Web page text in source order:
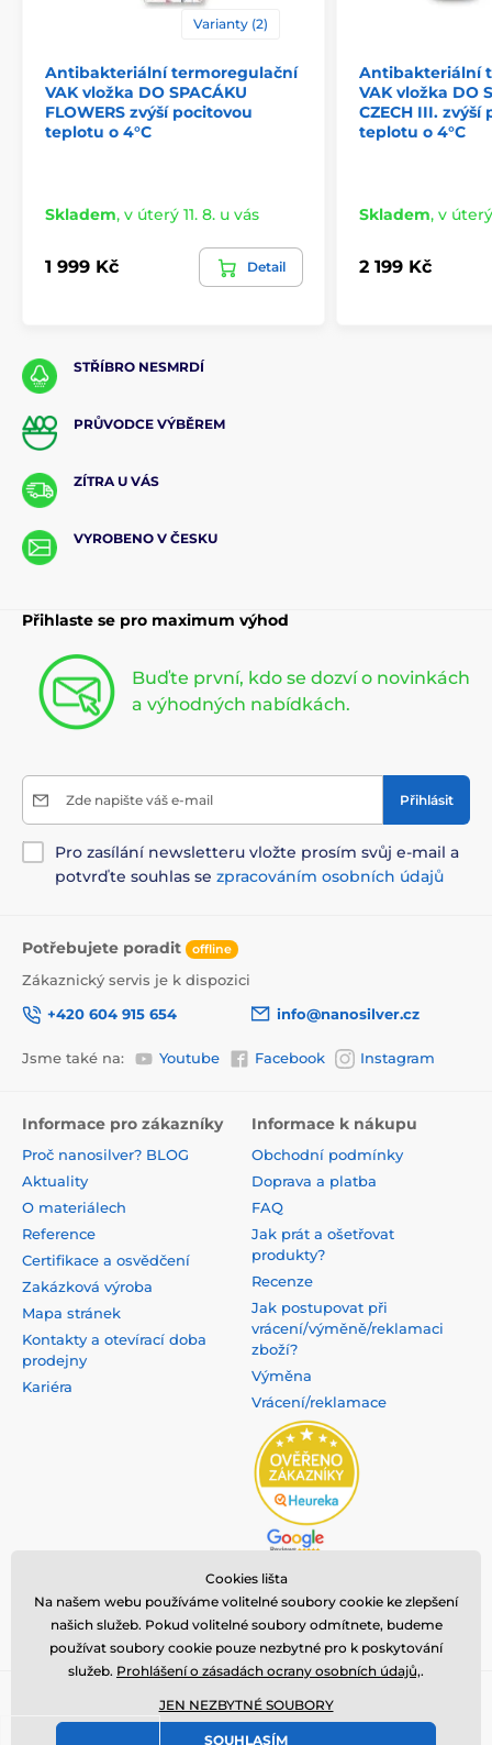
Varianty (2)
Antibakteriální termoregulační
VAK vložka DO SPACÁKU
FLOWERS zvýší pocitovou
teplotu o 4°C
Skladem, v úterý 11. 8. u vás
1 999 Kč Detail
Antibakteriální
VAK vložka DO
CZECH III. zvýší
teplotu o 4°C
Skladem, v úterý
2 199 Kč
STŘÍBRO NESMRDÍ
PRŮVODCE VÝBĚREM
ZÍTRA U VÁS
VYROBENO V ČESKU
Přihlaste se pro maximum výhod
Buďte první, kdo se dozví o novinkách
a výhodných nabídkách.
Zde napište váš e-mail Přihlásit
Pro zasílání newsletteru vložte prosím svůj e-mail a
potvrďte souhlas se zpracováním osobních údajů
Potřebujete poradit offline
Zákaznický servis je k dispozici
+420 604 915 654
info@nanosilver.cz
Jsme také na: Youtube Facebook Instagram
Informace pro zákazníky
Proč nanosilver? BLOG
Aktuality
O materiálech
Reference
Certifikace a osvědčení
Zakázková výroba
Mapa stránek
Kontakty a otevírací doba
prodejny
Kariéra
Informace k nákupu
Obchodní podmínky
Doprava a platba
FAQ
Jak prát a ošetřovat
produkty?
Recenze
Jak postupovat při
vrácení/výměně/reklamaci
zboží?
Výměna
Vrácení/reklamace
Copyright ©2008 - 2025, všechna práva vyhrazena,
registrovaná ochranná známka společnostiNanoTrade, s.r.o.⦁ E-
Cookies lišta
Na našem webu používáme volitelné soubory cookie ke zlepšení
našich služeb. Pokud volitelné soubory odmítnete, budeme
používat soubory cookie pouze nezbytné pro k poskytování
služeb. Prohlášení o zásadách ocrany osobních údajů,.
JEN NEZBYTNÉ SOUBORY
SOUHLASÍM